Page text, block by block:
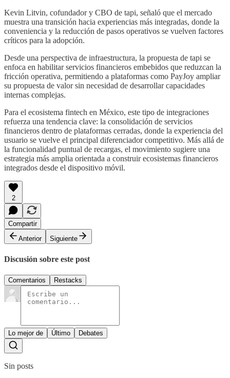
Kevin Litvin, cofundador y CBO de tapi, señaló que el mercado
muestra una transición hacia experiencias más integradas, donde la
conveniencia y la reducción de pasos operativos se vuelven factores
críticos para la adopción.
Desde una perspectiva de infraestructura, la propuesta de tapi se
enfoca en habilitar servicios financieros embebidos que reduzcan la
fricción operativa, permitiendo a plataformas como PayJoy ampliar
su propuesta de valor sin necesidad de desarrollar capacidades
internas complejas.
Para el ecosistema fintech en México, este tipo de integraciones
refuerza una tendencia clave: la consolidación de servicios
financieros dentro de plataformas cerradas, donde la experiencia del
usuario se vuelve el principal diferenciador competitivo. Más allá de
la funcionalidad puntual de recargas, el movimiento sugiere una
estrategia más amplia orientada a construir ecosistemas financieros
integrados desde el dispositivo móvil.
2
Compartir
Anterior
Siguiente
Discusión sobre este post
Comentarios Restacks
Lo mejor de Último Debates
Sin posts